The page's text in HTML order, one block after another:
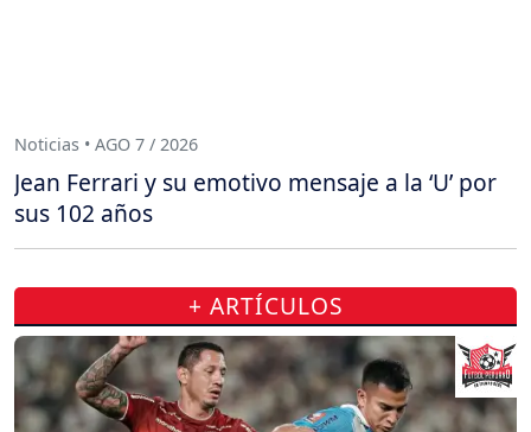
Noticias • AGO 7 / 2026
Jean Ferrari y su emotivo mensaje a la ‘U’ por
sus 102 años
+ ARTÍCULOS